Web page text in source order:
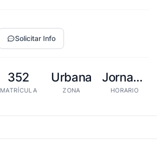
Solicitar Info
352
MATRÍCULA
Urbana
ZONA
Jornada extendida
HORARIO